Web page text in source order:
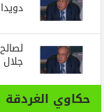
جلال
حكاوي